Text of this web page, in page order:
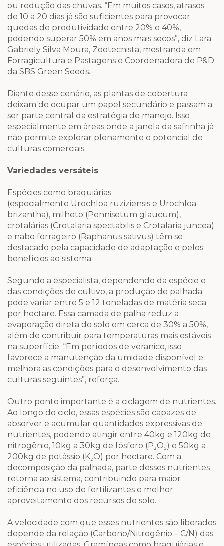
ou redução das chuvas. “Em muitos casos, atrasos
de 10 a 20 dias já são suficientes para provocar
quedas de produtividade entre 20% e 40%,
podendo superar 50% em anos mais secos”, diz Lara
Gabriely Silva Moura, Zootecnista, mestranda em
Forragicultura e Pastagens e Coordenadora de P&D
da SBS Green Seeds.
Diante desse cenário, as plantas de cobertura
deixam de ocupar um papel secundário e passam a
ser parte central da estratégia de manejo. Isso
especialmente em áreas onde a janela da safrinha já
não permite explorar plenamente o potencial de
culturas comerciais.
Variedades versáteis
Espécies como braquiárias
(especialmente Urochloa ruziziensis e Urochloa
brizantha), milheto (Pennisetum glaucum),
crotalárias (Crotalaria spectabilis e Crotalaria juncea)
e nabo forrageiro (Raphanus sativus) têm se
destacado pela capacidade de adaptação e pelos
benefícios ao sistema.
Segundo a especialista, dependendo da espécie e
das condições de cultivo, a produção de palhada
pode variar entre 5 e 12 toneladas de matéria seca
por hectare. Essa camada de palha reduz a
evaporação direta do solo em cerca de 30% a 50%,
além de contribuir para temperaturas mais estáveis
na superfície. “Em períodos de veranico, isso
favorece a manutenção da umidade disponível e
melhora as condições para o desenvolvimento das
culturas seguintes”, reforça.
Outro ponto importante é a ciclagem de nutrientes.
Ao longo do ciclo, essas espécies são capazes de
absorver e acumular quantidades expressivas de
nutrientes, podendo atingir entre 40kg e 120kg de
nitrogênio, 10kg a 30kg de fósforo (P₂O₅) e 50kg a
200kg de potássio (K₂O) por hectare. Com a
decomposição da palhada, parte desses nutrientes
retorna ao sistema, contribuindo para maior
eficiência no uso de fertilizantes e melhor
aproveitamento dos recursos do solo.
A velocidade com que esses nutrientes são liberados
depende da relação (Carbono/Nitrogênio – C/N) das